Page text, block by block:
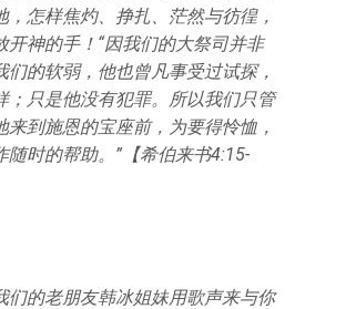
，怎样焦灼、挣扎、茫然与彷徨，
开神的手！“因我们的大祭司并非
们的软弱，他也曾凡事受过试探，
；只是他没有犯罪。所以我们只管
来到施恩的宝座前，为要得怜恤，
随时的帮助。”【希伯来书4:15-
们的老朋友韩冰姐妹用歌声来与你